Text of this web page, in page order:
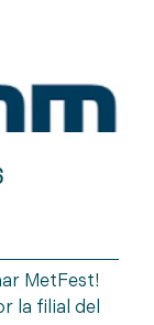
MetFest!
la filial del